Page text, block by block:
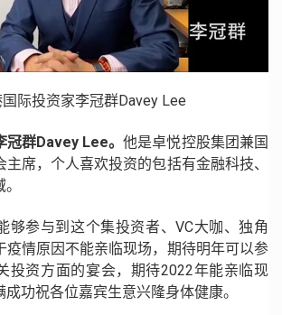
际投资家李冠群Davey Lee
冠群Davey Lee。他是卓悦控股集团兼国
主席，个人喜欢投资的包括有金融科技、
够参与到这个集投资者、VC大咖、独角
疫情原因不能亲临现场，期待明年可以参
投资方面的宴会，期待2022年能亲临现
功祝各位嘉宾生意兴隆身体健康。